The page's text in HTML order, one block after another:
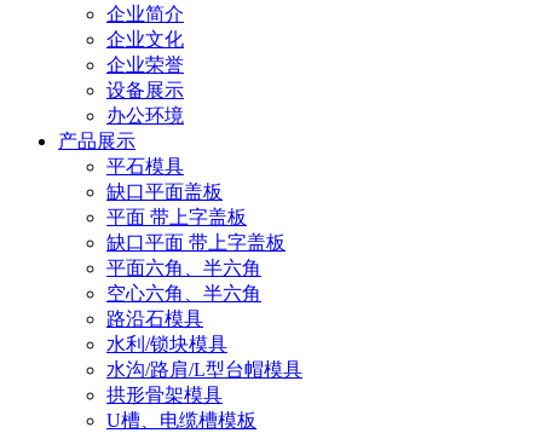
企业简介
企业文化
企业荣誉
设备展示
办公环境
产品展示
平石模具
缺口平面盖板
平面 带上字盖板
缺口平面 带上字盖板
平面六角、半六角
空心六角、半六角
路沿石模具
水利/锁块模具
水沟/路肩/L型台帽模具
拱形骨架模具
U槽、电缆槽模板